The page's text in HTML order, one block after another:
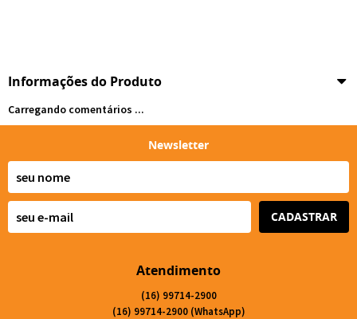
Informações do Produto
Carregando comentários ...
Newsletter
CADASTRAR
Atendimento
(16) 99714-2900
(16) 99714-2900 (WhatsApp)